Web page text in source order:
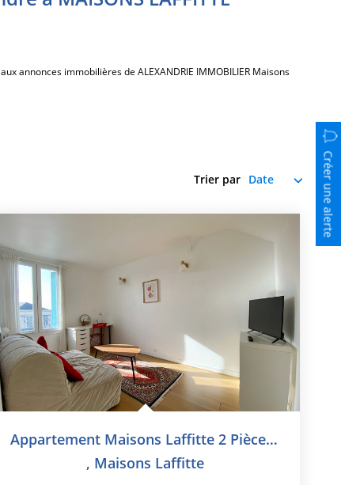
annonces immobilières de ALEXANDRIE IMMOBILIER Maisons
Créer une alerte
Trier par
Appartement Maisons Laffitte 2 Pièce(s) 33 M2 /41m² Au Sol
, Maisons Laffitte